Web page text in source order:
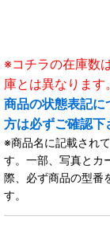
※コチラの在庫数
庫とは異なります。
商品の状態表記に
方は必ずご確認下
※商品名に記載され
す。一部、写真とカ
際、必ず商品の型番
す。